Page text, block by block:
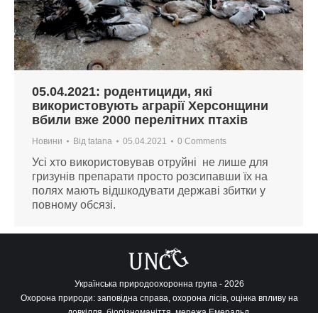
05.04.2021: родентициди, які
використовують аграрії Херсонщини
вбили вже 2000 перелітних птахів
Новини Від tatana 05.04.2021 0 Comments
Усі хто використовував отруйні не лише для
гризунів препарати просто розсипавши їх на
полях мають відшкодувати державі збитки у
повному обсязі.
Українська природоохоронна група - 2026
Охорона природи: заповідна справа, охорона лісів, оцінка впливу на